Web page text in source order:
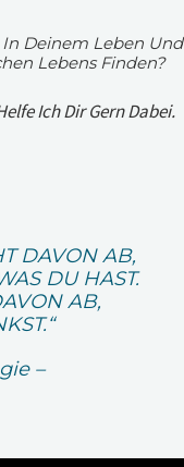
Deinem Leben Und
Lebens Finden?
Ich Dir Gern Dabei.
DAVON AB,
DU HAST.
AB,
–